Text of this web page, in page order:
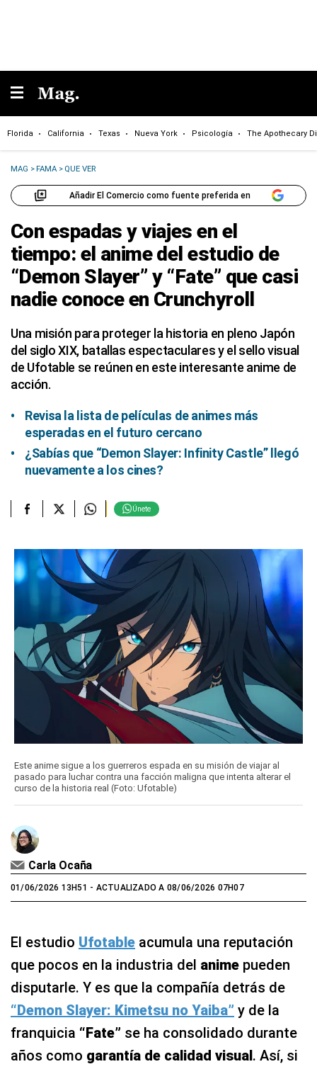
Florida California Texas Nueva York Psicología The Apothecary
MAG >FAMA > QUE VER
Añadir El Comercio como fuente preferida en
Con espadas y viajes en el
tiempo: el anime del estudio de
“Demon Slayer” y “Fate” que casi
nadie conoce en Crunchyroll
Una misión para proteger la historia en pleno Japón
del siglo XIX, batallas espectaculares y el sello visual
de Ufotable se reúnen en este interesante anime de
acción.
Revisa la lista de películas de animes más
esperadas en el futuro cercano
¿Sabías que “Demon Slayer: Infinity Castle” llegó
nuevamente a los cines?
Únete
Este anime sigue a los guerreros espada en su misión de viajar al
pasado para luchar contra una facción maligna que intenta alterar el
curso de la historia real (Foto: Ufotable)
Carla Ocaña
01/06/2026 13H51 - ACTUALIZADO A 08/06/2026 07H07
El estudio Ufotable acumula una reputación
que pocos en la industria del anime pueden
disputarle. Y es que la compañía detrás de
“Demon Slayer: Kimetsu no Yaiba” y de la
franquicia “Fate” se ha consolidado durante
años como garantía de calidad visual. Así, si